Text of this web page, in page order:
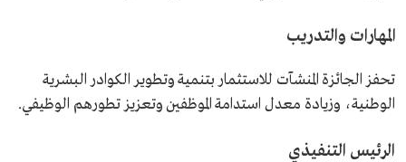
المهارات والتدريب
تحفز الجائزة المنشآت للاستثمار بتنمية وتطوير الكوادر البشرية
الوطنية، وزيادة معدل استدامة الموظفين وتعزيز تطورهم الوظيفي.
الرئيس التنفيذي